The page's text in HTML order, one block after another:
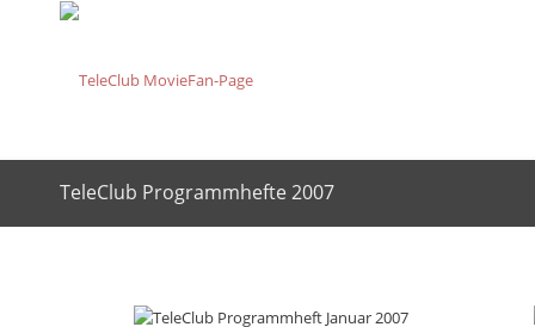
TeleClub Programmhefte 2007